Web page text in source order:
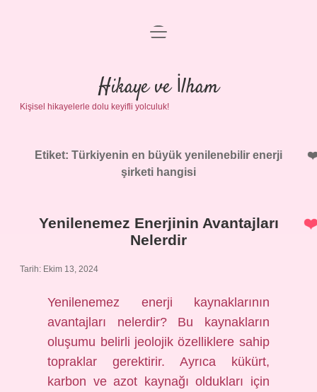
Anasayfa
Gizlilik Politikası
Yasal Uyarı
menüyü
Hikaye ve İlham
Kişisel hikayelerle dolu keyifli yolculuk!
Etiket: Türkiyenin en büyük yenilenebilir enerji
şirketi hangisi
Yenilenemez Enerjinin Avantajları
Nelerdir
Tarih: Ekim 13, 2024
Yenilenemez enerji kaynaklarının
avantajları nelerdir? Bu kaynakların
oluşumu belirli jeolojik özelliklere sahip
topraklar gerektirir. Ayrıca kükürt,
karbon ve azot kaynağı oldukları için